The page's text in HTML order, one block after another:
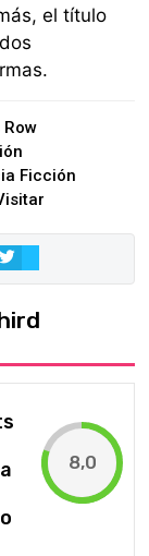
el título
Ficción
8,0